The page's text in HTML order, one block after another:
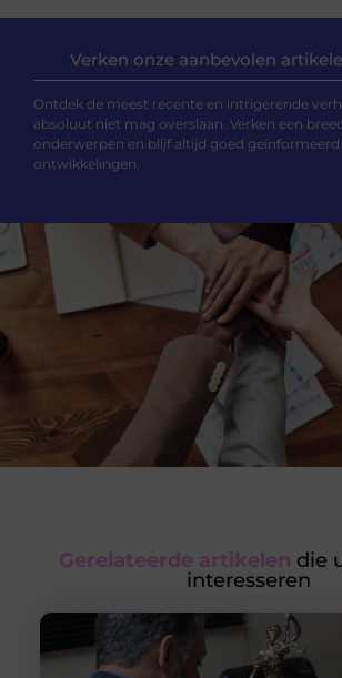
Verken onze aanbevolen
Ontdek de meest recente en intrigerende
absoluut niet mag overslaan. Verken een
onderwerpen en blijf altijd goed
ontwikkelingen.
Gerelateerde artikelen die
interesseren